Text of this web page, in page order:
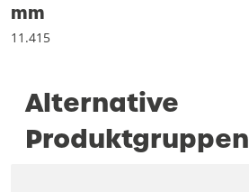
mm
11.415
Alternative
Produktgruppen